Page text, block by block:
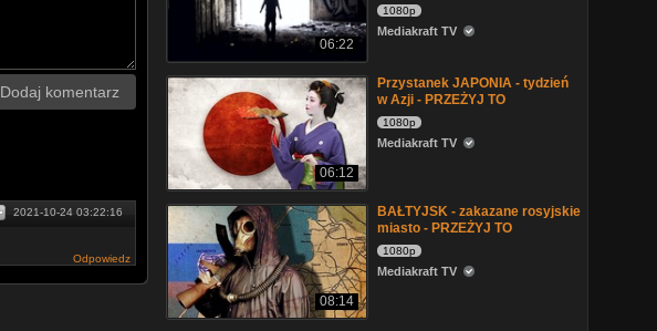
Dodaj komentarz
2021-10-24 03:22:16
Odpowiedz
06:22
1080p
Mediakraft TV
06:12
Przystanek JAPONIA - tydzień
w Azji - PRZEŻYJ TO
1080p
Mediakraft TV
08:14
BAŁTYJSK - zakazane rosyjskie
miasto - PRZEŻYJ TO
1080p
Mediakraft TV